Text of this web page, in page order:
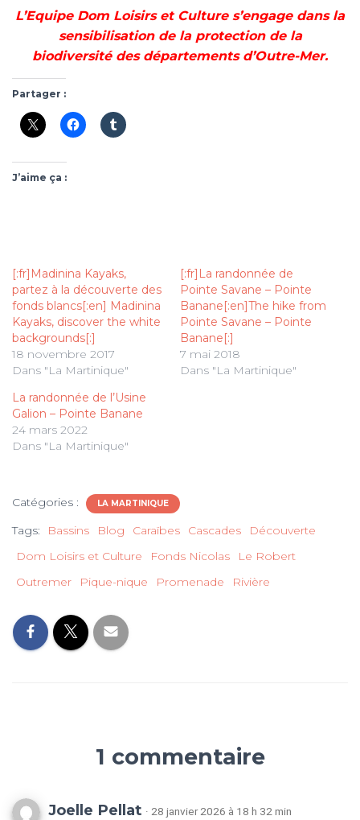
L’Equipe Dom Loisirs et Culture s’engage dans la
sensibilisation de la protection de la
biodiversité des départements d’Outre-Mer.
Partager :
J’aime ça :
[:fr]Madinina Kayaks,
partez à la découverte des
fonds blancs[:en] Madinina
Kayaks, discover the white
backgrounds[:]
18 novembre 2017
Dans "La Martinique"
[:fr]La randonnée de
Pointe Savane – Pointe
Banane[:en]The hike from
Pointe Savane – Pointe
Banane[:]
7 mai 2018
Dans "La Martinique"
La randonnée de l’Usine
Galion – Pointe Banane
24 mars 2022
Dans "La Martinique"
Catégories : LA MARTINIQUE
Tags: Bassins Blog Caraïbes Cascades
Découverte
Dom Loisirs et Culture
Fonds Nicolas
Le Robert
Outremer
Pique-nique Promenade Rivière
1 commentaire
Joelle Pellat · 28 janvier 2026 à 18 h 32 min